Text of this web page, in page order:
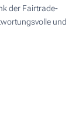
der Fairtrade-
und